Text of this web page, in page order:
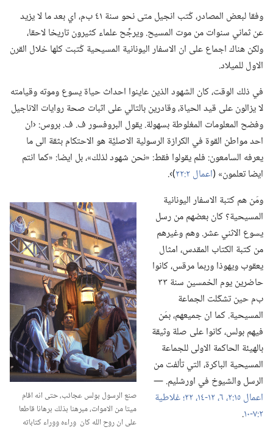
وفقا لبعض المصادر،‏ كُتب انجيل متى نحو سنة ٤١ ب‌م،‏ اي بعد ما لا يزيد
عن ثماني سنوات من موت المسيح.‏ ويرجِّح علماء كثيرون تاريخا لاحقا،‏
ولكن هناك اجماع على ان الاسفار اليونانية المسيحية كُتبت كلها خلال القرن
الاول للميلاد.‏
في ذلك الوقت،‏ كان الشهود الذين عاينوا احداث حياة يسوع وموته وقيامته
لا يزالون على قيد الحياة،‏ وقادرين بالتالي على اثبات صحة روايات الاناجيل
وفضح المعلومات المغلوطة بسهولة.‏ يقول البروفسور ف.‏ ف.‏ بروس:‏ ‹ان
احد مواطن القوة في الكرازة الرسولية الاصليَّة هو الاحتكام بثقة الى ما
يعرفه السامعون:‏ فلم يقولوا فقط:‏ «نحن شهود لذلك»،‏ بل ايضا:‏ «كما انتم
ايضا تعلمون» (‏اعمال ٢:‏٢٢ ‏)‏›.‏
صنع الرسول بولس عجائب،‏ حتى انه اقام
ميتا من الاموات،‏ مبرهنا بذلك برهانا قاطعا
على ان روح الله كان وراءه ووراء كتاباته
ومَن هم كتبة الاسفار اليونانية
المسيحية؟‏ كان بعضهم من رسل
يسوع الاثني عشر.‏ وهم وغيرهم
من كتبة الكتاب المقدس،‏ امثال
يعقوب ويهوذا وربما مرقس،‏ كانوا
حاضرين يوم الخمسين سنة ٣٣
ب‌م حين تشكّلت الجماعة
المسيحية.‏ كما ان جميعهم،‏ بمَن
فيهم بولس،‏ كانوا على صلة وثيقة
بالهيئة الحاكمة الاولى للجماعة
المسيحية الباكرة،‏ التي تألفت من
الرسل والشيوخ في اورشليم.‏ —‏
اعمال ١٥:‏٢،‏
غلاطية
٢:‏٧-‏١٠
‏.‏